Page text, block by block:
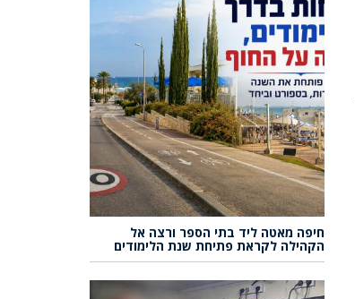
חיפה מאטה ליד בתי הספר ורצה אל
הקהילה לקראת פתיחת שנת הלימודים